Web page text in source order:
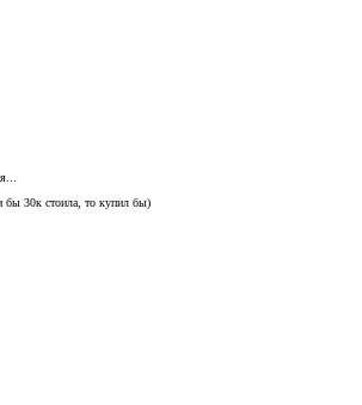
бы 30к стоила, то купил бы)